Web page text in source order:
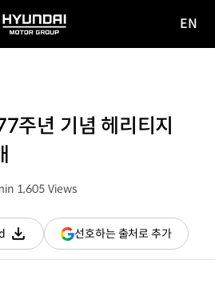
HYUNDAI
MOTOR
EN
주년 기념 헤리티지
1,605 Views
다운로드
선호하는 출처로 추가(새
창